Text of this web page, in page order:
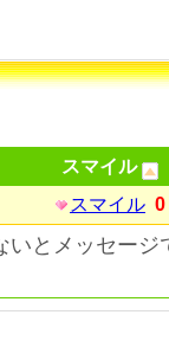
スマイル
スマイル 0
とメッセー